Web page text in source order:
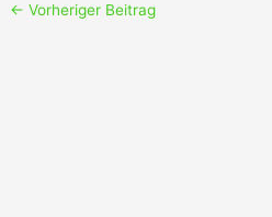
← Vorheriger Beitrag